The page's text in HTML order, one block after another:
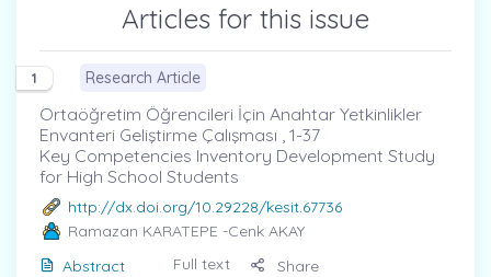
Articles for this issue
1 Research Article
Ortaöğretim Öğrencileri İçin Anahtar Yetkinlikler
Envanteri Geliştirme Çalışması , 1-37
Key Competencies Inventory Development Study
for High School Students
http://dx.doi.org/10.29228/kesit.67736
Ramazan KARATEPE -Cenk AKAY
Abstract
Full text Share